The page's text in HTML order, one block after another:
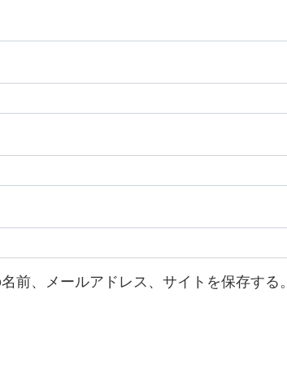
前、メールアドレス、サイトを保存する。